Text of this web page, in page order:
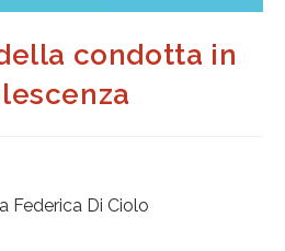
condotta in
Federica Di Ciolo